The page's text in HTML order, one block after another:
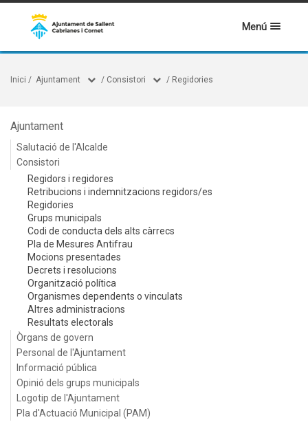
Menú
Inici / Ajuntament / Consistori / Regidories
Ajuntament
Salutació de l'Alcalde
Consistori
Regidors i regidores
Retribucions i indemnitzacions regidors/es
Regidories
Grups municipals
Codi de conducta dels alts càrrecs
Pla de Mesures Antifrau
Mocions presentades
Decrets i resolucions
Organització política
Organismes dependents o vinculats
Altres administracions
Resultats electorals
Òrgans de govern
Personal de l'Ajuntament
Informació pública
Opinió dels grups municipals
Logotip de l'Ajuntament
Pla d'Actuació Municipal (PAM)